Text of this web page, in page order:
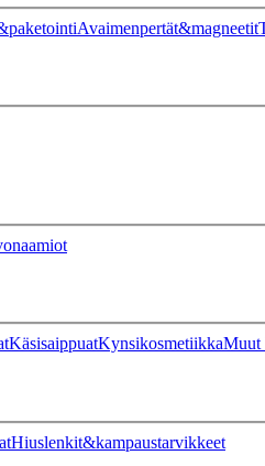
Avaimenpertät&magneetit
KäsisaippuatKynsikosmetiikkaMuut
Hiuslenkit&kampaustarvikkeet